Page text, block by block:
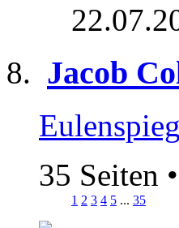
Jacob
35 Seiten •
1 2 3 4 5 ... 35